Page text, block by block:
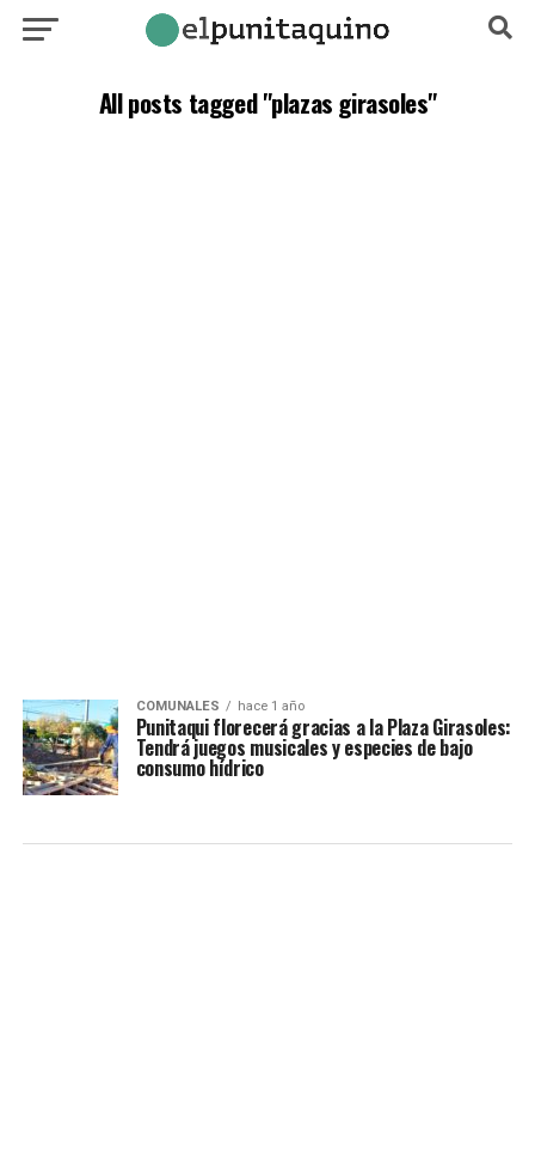
All posts tagged "plazas girasoles"
COMUNALES hace 1 año
Punitaqui florecerá gracias a la Plaza Girasoles:
Tendrá juegos musicales y especies de bajo
consumo hídrico